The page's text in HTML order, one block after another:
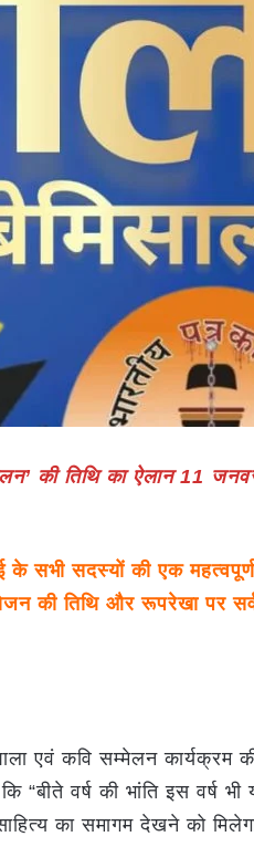
की तिथि का ऐलान 11
के सभी सदस्यों की एक
की तिथि और रूपरेखा पर
एवं कवि सम्मेलन कार्यक्रम
“बीते वर्ष की भांति इस वर्ष
का समागम देखने को